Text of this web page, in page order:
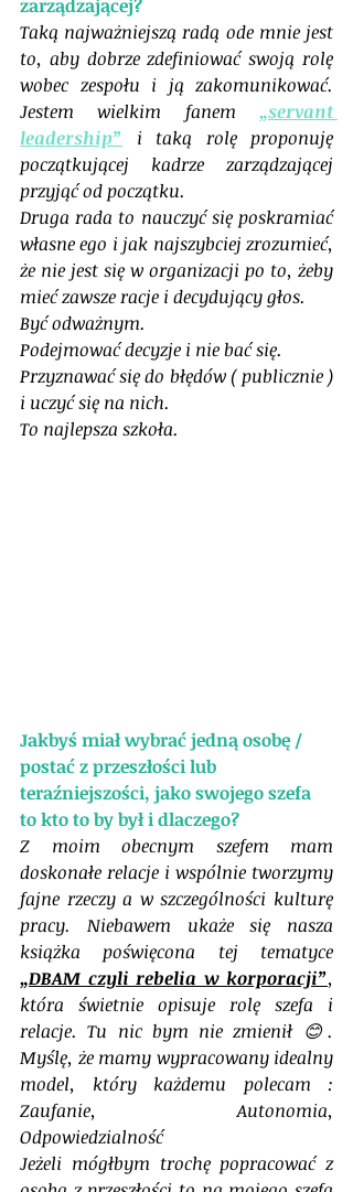
zarządzającej?
Taką najważniejszą radą ode mnie jest
to, aby dobrze zdefiniować swoją rolę
wobec zespołu i ją zakomunikować.
Jestem wielkim fanem „servant
leadership” i taką rolę proponuję
początkującej kadrze zarządzającej
przyjąć od początku.
Druga rada to nauczyć się poskramiać
własne ego i jak najszybciej zrozumieć,
że nie jest się w organizacji po to, żeby
mieć zawsze racje i decydujący głos.
Być odważnym.
Podejmować decyzje i nie bać się.
Przyznawać się do błędów ( publicznie )
i uczyć się na nich.
To najlepsza szkoła.
Jakbyś miał wybrać jedną osobę /
postać z przeszłości lub
teraźniejszości, jako swojego szefa
to kto to by był i dlaczego?
Z moim obecnym szefem mam
doskonałe relacje i wspólnie tworzymy
fajne rzeczy a w szczególności kulturę
pracy. Niebawem ukaże się nasza
„DBAM czyli rebelia w korporacji”,
która świetnie opisuje rolę szefa i
relacje. Tu nic bym nie zmienił 😊.
Myślę, że mamy wypracowany idealny
model, który każdemu polecam :
Zaufanie, Autonomia,
Odpowiedzialność
Jeżeli mógłbym trochę popracować z